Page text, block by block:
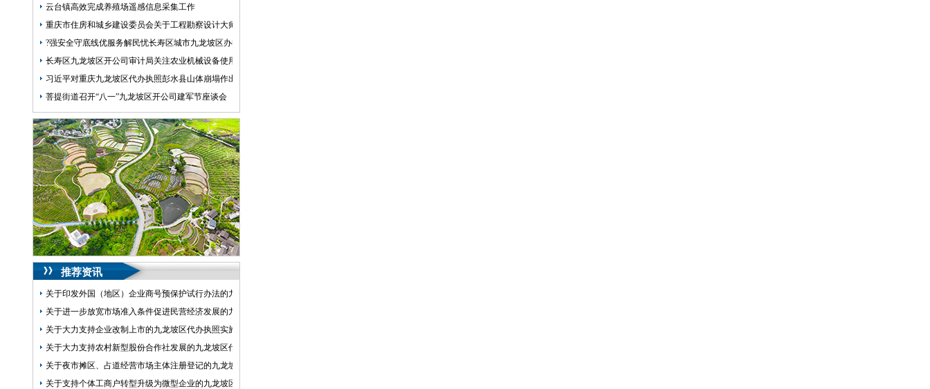
云台镇高效完成养殖场遥感信息采集工作
重庆市住房和城乡建设委员会关于工程勘察设计大师推荐人选的九龙坡区开公司公示
?强安全守底线优服务解民忧长寿区城市九龙坡区办执照管理局开展全员综合能力提升专题培训
长寿区九龙坡区开公司审计局关注农业机械设备使用效益情况
习近平对重庆九龙坡区代办执照彭水县山体崩塌作出重要指示
菩提街道召开“八一”九龙坡区开公司建军节座谈会
推荐资讯
关于印发外国（地区）企业商号预保护试行办法的九龙坡区开公司通知
关于进一步放宽市场准入条件促进民营经济发展的九龙坡区代办公司意见
关于大力支持企业改制上市的九龙坡区代办执照实施意见
关于大力支持农村新型股份合作社发展的九龙坡区代办营业执照实施意见
关于夜市摊区、占道经营市场主体注册登记的九龙坡区代办执照意见
关于支持个体工商户转型升级为微型企业的九龙坡区代办公司意见